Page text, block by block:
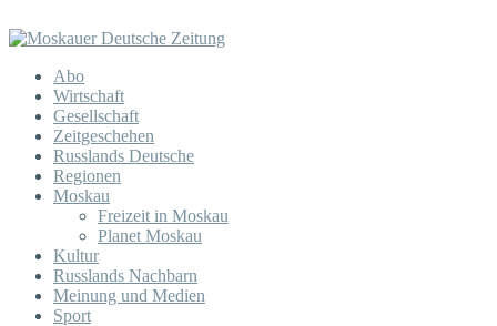
Abo
Wirtschaft
Gesellschaft
Zeitgeschehen
Russlands Deutsche
Regionen
Moskau
Freizeit in Moskau
Planet Moskau
Kultur
Russlands Nachbarn
Meinung und Medien
Sport